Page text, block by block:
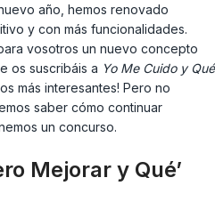
año, hemos renovado
y con más funcionalidades.
vosotros un nuevo concepto
os suscribáis a Yo Me Cuido y Qué
más interesantes! Pero no
saber cómo continuar
un concurso.
Mejorar y Qué’